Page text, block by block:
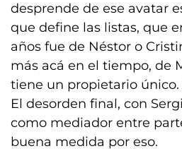
desprende de ese avatar
que define las listas, que
años fue de Néstor o
más acá en el tiempo, de
tiene un propietario único.
El desorden final, con
como mediador entre
buena medida por eso.